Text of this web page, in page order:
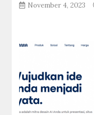
November 4, 2023